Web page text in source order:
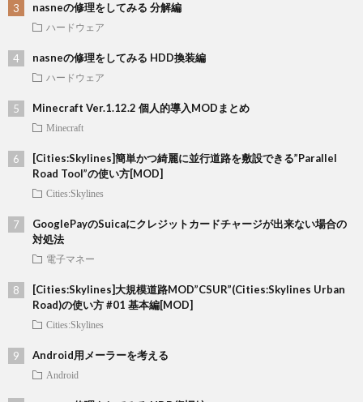
nasneの修理をしてみる 分解編
ハードウェア
nasneの修理をしてみる HDD換装編
ハードウェア
Minecraft Ver.1.12.2 個人的導入MODまとめ
Minecraft
[Cities:Skylines]簡単かつ綺麗に並行道路を敷設できる”Parallel
Road Tool”の使い方[MOD]
Cities:Skylines
GooglePayのSuicaにクレジットカードチャージが出来ない場合の
対処法
電子マネー
[Cities:Skylines]大規模道路MOD”CSUR”(Cities:Skylines Urban
Road)の使い方 #01 基本編[MOD]
Cities:Skylines
Android用メーラーを考える
Android